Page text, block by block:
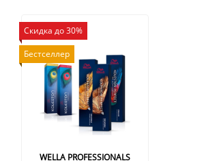
Скидка до 30%
Бестселлер
WELLA PROFESSIONALS